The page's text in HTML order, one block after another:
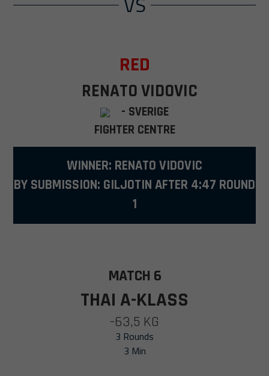
RED
RENATO VIDOVIC
- SVERIGE
FIGHTER CENTRE
WINNER: RENATO VIDOVIC
BY SUBMISSION: GILJOTIN AFTER 4:47 ROUND
1
MATCH 6
THAI A-KLASS
-63,5 KG
3 Rounds
3 Min